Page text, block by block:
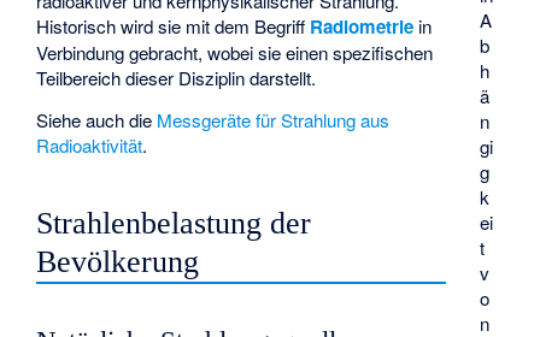
A
b
h
ä
n
gi
g
k
ei
t
v
o
n
Historisch wird sie mit dem Begriff Radiometrie in
Verbindung gebracht, wobei sie einen spezifischen
Teilbereich dieser Disziplin darstellt.
Siehe auch die Messgeräte für Strahlung aus
Radioaktivität.
Strahlenbelastung der
Bevölkerung